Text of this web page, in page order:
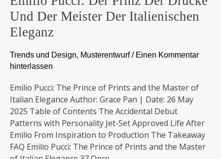
Und Der Meister Der Italienischen
Eleganz
Trends und Design, Musterentwurf/ Einen Kommentar
hinterlassen
Emilio Pucci: The Prince of Prints and the Master of
Italian Elegance Author: Grace Pan | Date: 26 May
2025 Table of Contents The Accidental Debut
Patterns with Personality Jet-Set Approved Life After
Emilio From Inspiration to Production The Takeaway
FAQ Emilio Pucci: The Prince of Prints and the Master